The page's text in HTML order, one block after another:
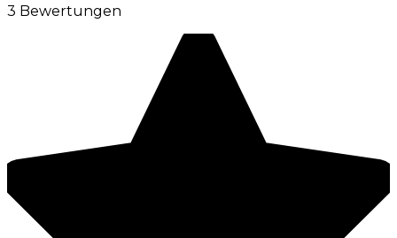
3 Bewertungen